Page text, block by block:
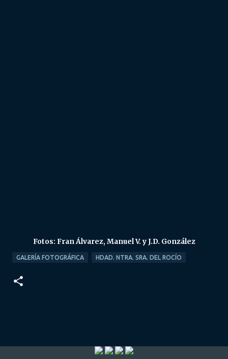
Fotos: Fran Álvarez, Manuel V. y J.D. González
GALERÍA FOTOGRÁFICA HDAD. NTRA. SRA. DEL ROCÍO